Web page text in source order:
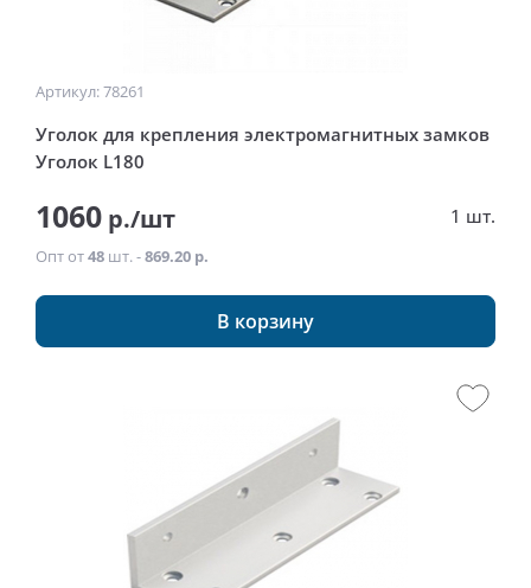
Артикул: 78261
Уголок для крепления электромагнитных замков
Уголок L180
1060 р./шт 1 шт.
Опт от48 шт. -869.20 р.
В корзину